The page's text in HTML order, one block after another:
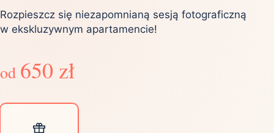
Rozpieszcz się niezapomnianą sesją fotograficzną
w ekskluzywnym apartamencie!
od 650 zł